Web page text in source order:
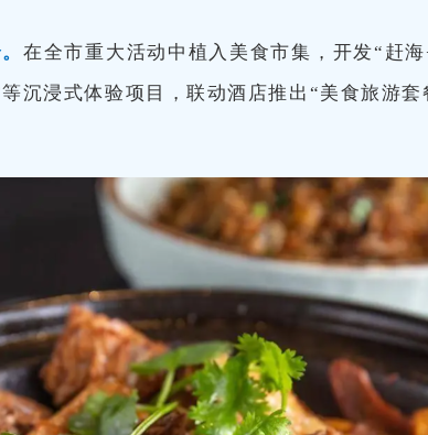
。在全市重大活动中植入美食市集，开发“赶
沉浸式体验项目，联动酒店推出“美食旅游